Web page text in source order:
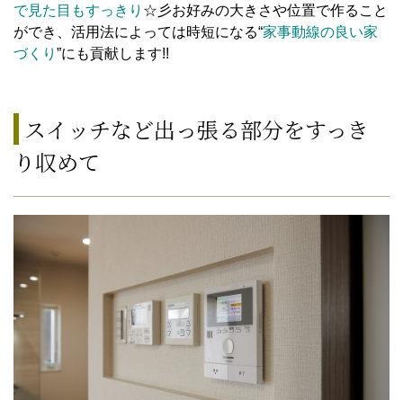
で見た目もすっきり ☆彡お好みの大きさや位置で作ること
ができ、活用法によっては時短になる“家事動線の良い家
づくり ”にも貢献します!!
スイッチなど出っ張る部分をすっき
り収めて